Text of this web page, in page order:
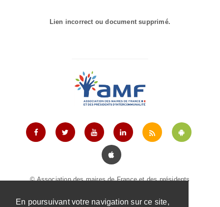
En poursuivant votre navigation sur ce site,
Lien incorrect ou document supprimé.
© Association des maires de France et des présidents